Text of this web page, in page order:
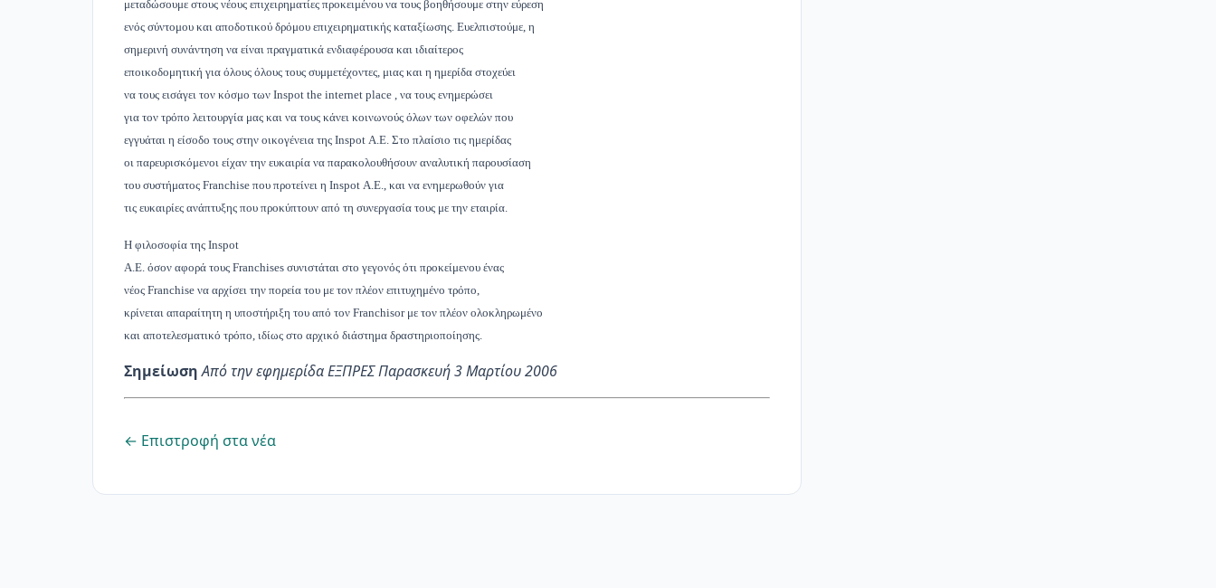
μεταδώσουμε στους νέους επιχειρηματίες προκειμένου να τους βοηθήσουμε στην εύ­ρεση
ενός σύντομου και αποδοτικού δρόμου επιχειρηματικής καταξίωσης. Ευελπιστούμε, η
σημερινή συνάντηση να είναι πραγματικά ενδιαφέρουσα και ιδιαίτερος
εποικοδομητική για όλους όλους τους συμμετέχοντες, μιας και η η­μερίδα στοχεύει
να τους εισάγει τον κόσμο των Inspot the internet place , να τους ενη­μερώσει
για τον τρόπο λειτουργία μας και να τους κάνει κοινωνούς όλων των οφελών που
εγγυάται η είσοδο τους στην οικογένεια της Inspot Α.Ε. Στο πλαίσιο τις ημερίδας
οι παρευρισκόμενοι είχαν την ευκαιρία να παρακολουθήσουν αναλυτική παρουσίαση
του συστήματος Franchise που προτείνει η Inspot Α.Ε., και να ενημερωθούν για
τις ευκαιρίες ανάπτυξης που προκύπτουν από τη συνεργασία τους με την εταιρία.
Η φιλοσοφία της Inspot
Α.Ε. όσον αφορά τους Franchises συνιστάται στο γεγονός ότι προκείμενου ένας
νέος Franchise να αρχίσει την πορεία του με τον πλέον επιτυχη­μένο τρόπο,
κρίνεται απαραίτητη η υποστή­ριξη του από τον Franchisor με τον πλέον ο­λοκληρωμένο
και αποτελεσματικό τρόπο, ιδίως στο αρχικό διάστημα δραστηριοποίησης.
Σημείωση Aπό την εφημερίδα ΕΞΠΡΕΣ Παρασκευή 3 Μαρτίου 2006
← Επιστροφή στα νέα